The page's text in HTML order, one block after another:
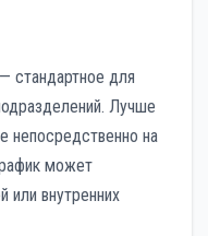
стандартное для
Лучше
непосредственно на
может
или внутренних